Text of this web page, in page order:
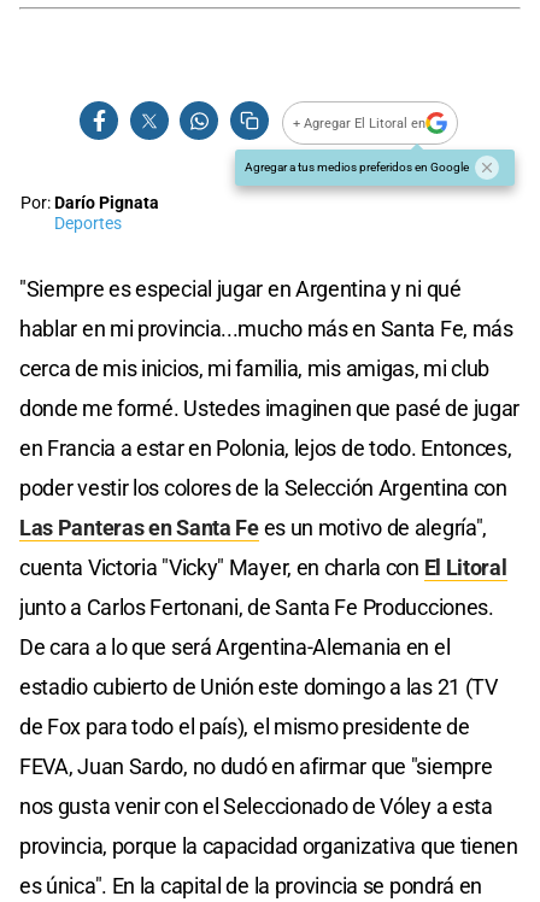
+ Agregar El Litoral en
Agregar a tus medios preferidos en Google
Por:Darío Pignata
Deportes
"Siempre es especial jugar en Argentina y ni qué
hablar en mi provincia...mucho más en Santa Fe, más
cerca de mis inicios, mi familia, mis amigas, mi club
donde me formé. Ustedes imaginen que pasé de jugar
en Francia a estar en Polonia, lejos de todo. Entonces,
poder vestir los colores de la Selección Argentina con
Las Panteras en Santa Fees un motivo de alegría",
cuenta Victoria "Vicky" Mayer, en charla con El Litoral
junto a Carlos Fertonani, de Santa Fe Producciones.
De cara a lo que será Argentina-Alemania en el
estadio cubierto de Unión este domingo a las 21 (TV
de Fox para todo el país), el mismo presidente de
FEVA, Juan Sardo, no dudó en afirmar que "siempre
nos gusta venir con el Seleccionado de Vóley a esta
provincia, porque la capacidad organizativa que tienen
es única". En la capital de la provincia se pondrá en